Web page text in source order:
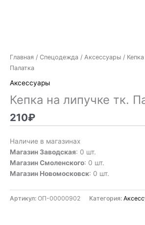
Главная / Спецодежда / Аксессуары /
Палатка
Аксессуары
Кепка на липучке тк.
210₽
Наличие в магазинах
Магазин Заводская: 0 шт.
Магазин Смоленского: 0 шт.
Магазин Новомосковск: 0 шт.
Артикул: ОП-00000902 Категория: